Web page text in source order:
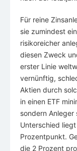
Für reine
sie zumindest
risikoreicher
diesen Zweck
erster Linie
vernünftig,
Aktien durch
in einen ETF
sondern Anleger
Unterschied
Prozentpunkt.
die 2 Prozent